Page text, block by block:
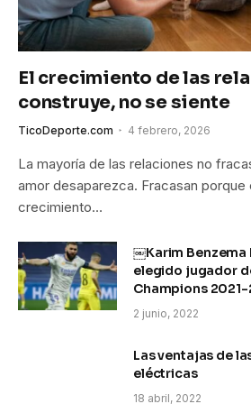
El crecimiento de las
construye, no se siente
TicoDeporte.com 4 febrero, 2026
La mayoría de las relaciones no
amor desaparezca. Fracasan porque
crecimiento…
￼Karim Benzema
elegido jugador
Champions 2021-
2 junio, 2022
Las ventajas de
eléctricas
18 abril, 2022